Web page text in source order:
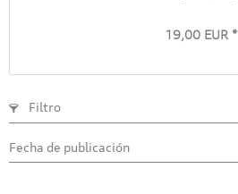
19,00 EUR *
Filtro